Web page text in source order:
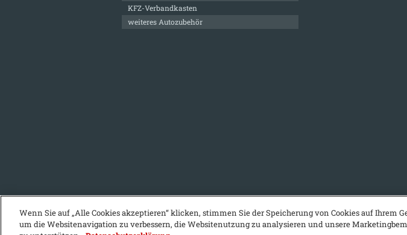
KFZ-Verbandkasten
weiteres Autozubehör
KFZ-Stichwortvereichnis: B
Wenn Sie auf „Alle Cookies akzeptieren“ klicken, stimmen Sie der Speicherung von Cookies auf Ihrem
um die Websitenavigation zu verbessern, die Websitenutzung zu analysieren und unsere